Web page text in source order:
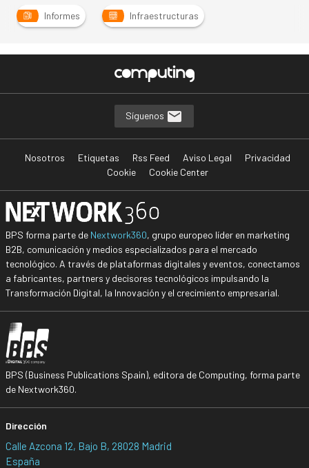
Informes Infraestructuras
Síguenos
Nosotros Etiquetas Rss Feed Aviso Legal
Privacidad
Cookie
Cookie Center
BPS forma parte de Nextwork360, grupo europeo líder en marketing
B2B, comunicación y medios especializados para el mercado
tecnológico. A través de plataformas digitales y eventos, conectamos
a fabricantes, partners y decisores tecnológicos impulsando la
Transformación Digital, la Innovación y el crecimiento empresarial.
BPS (Business Publications Spain), editora de Computing, forma parte
de Nextwork360.
Dirección
Calle Azcona 12, Bajo B, 28028 Madrid
España